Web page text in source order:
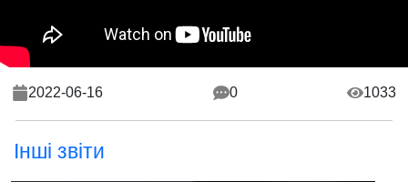
2022-06-16 0 1033
Інші звіти